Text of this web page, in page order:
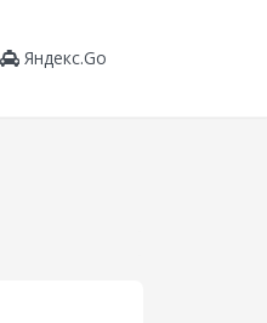
Яндекс.Go